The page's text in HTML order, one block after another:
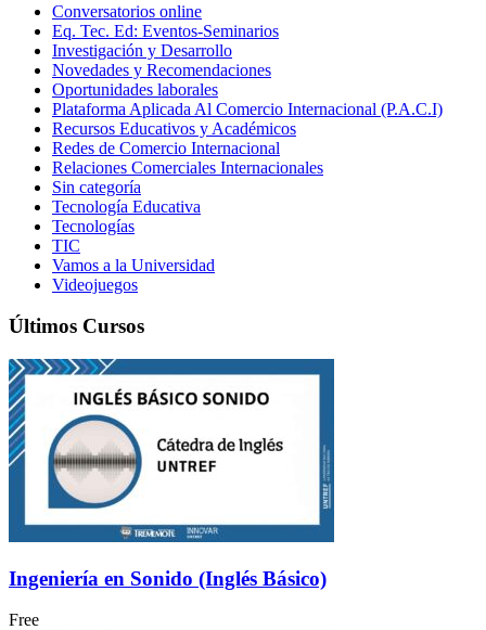
Conversatorios online
Eq. Tec. Ed: Eventos-Seminarios
Investigación y Desarrollo
Novedades y Recomendaciones
Oportunidades laborales
Plataforma Aplicada Al Comercio Internacional (P.A.C.I)
Recursos Educativos y Académicos
Redes de Comercio Internacional
Relaciones Comerciales Internacionales
Sin categoría
Tecnología Educativa
Tecnologías
TIC
Vamos a la Universidad
Videojuegos
Últimos Cursos
Ingeniería en Sonido (Inglés Básico)
Free